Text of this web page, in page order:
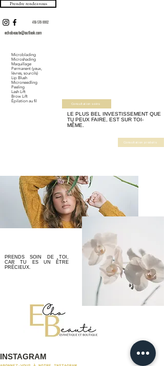
Prendre rendez-vous
418-570-9992
echobeaute@outlook.com
Microblading
Microshading
Maquillage
Permanent (yeux,
lèvres, sourcils)
Lip Blush
Microneedling
Peeling
Lash Lift
Brow Lift
Épilation au fil
Consultation soins
LE PLUS BEL INVESTISSEMENT QUE
TU PEUX FAIRE, EST SUR TOI-
MÊME.
Consultation produits
PRENDS SOIN DE TOI,
CAR TU ES UN ÊTRE
PRÉCIEUX.
INSTAGRAM